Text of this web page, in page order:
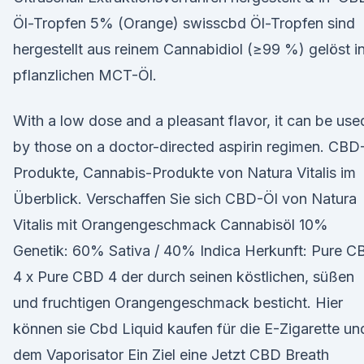
Öl-Tropfen 5% (Orange) swisscbd Öl-Tropfen sind
hergestellt aus reinem Cannabidiol (≥99 %) gelöst in
pflanzlichen MCT-Öl.
With a low dose and a pleasant flavor, it can be
by those on a doctor-directed aspirin regimen.
Produkte, Cannabis-Produkte von Natura Vitalis im
Überblick. Verschaffen Sie sich CBD-Öl von Natura
Vitalis mit Orangengeschmack Cannabisöl 10%
Genetik: 60% Sativa / 40% Indica Herkunft: Pure
4 x Pure CBD 4 der durch seinen köstlichen, süßen
und fruchtigen Orangengeschmack besticht. Hier
können sie Cbd Liquid kaufen für die E-Zigarette
dem Vaporisator Ein Ziel eine Jetzt CBD Breath